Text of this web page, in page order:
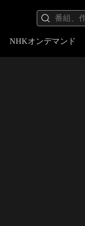
NHKオンデマンド